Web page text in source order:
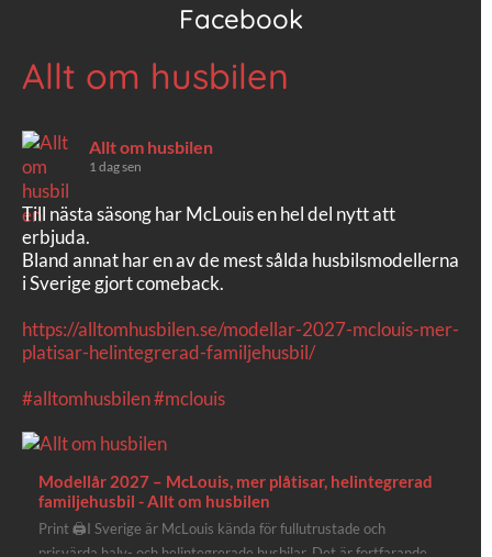
Facebook
Allt om husbilen
Allt om husbilen
1 dag sen
Till nästa säsong har McLouis en hel del nytt att
erbjuda.
Bland annat har en av de mest sålda husbilsmodellerna
i Sverige gjort comeback.
https://alltomhusbilen.se/modellar-2027-mclouis-mer-
platisar-helintegrerad-familjehusbil/
#alltomhusbilen#mclouis
Modellår 2027 – McLouis, mer plåtisar, helintegrerad
familjehusbil - Allt om husbilen
Print 🖨I Sverige är McLouis kända för fullutrustade och
prisvärda halv- och helintegrerade husbilar. Det är fortfarande